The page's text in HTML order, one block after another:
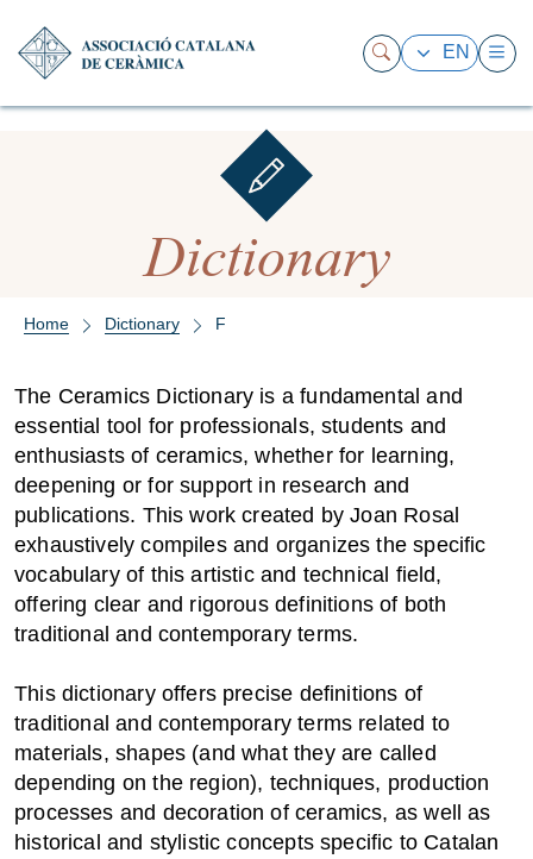
EN
Dictionary
Home Dictionary F
The Ceramics Dictionary is a fundamental and
essential tool for professionals, students and
enthusiasts of ceramics, whether for learning,
deepening or for support in research and
publications. This work created by Joan Rosal
exhaustively compiles and organizes the specific
vocabulary of this artistic and technical field,
offering clear and rigorous definitions of both
traditional and contemporary terms.
This dictionary offers precise definitions of
traditional and contemporary terms related to
materials, shapes (and what they are called
depending on the region), techniques, production
processes and decoration of ceramics, as well as
historical and stylistic concepts specific to Catalan